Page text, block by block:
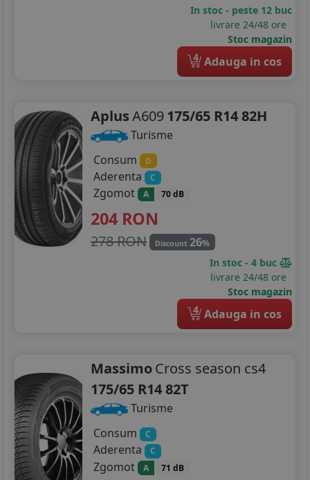
225/70R15
255/75R15
185/75R16
195/45R16
195/50R16
205/50R16
205/55R16
205/60R16
205/75R16
In stoc - peste 12 buc
livrare 24/48 ore
Stoc magazin
4 Adauga in cos
AplusA609175/65 R14 82H
Turisme
Consum
D
Aderenta C
Zgomot A 70 dB
204 RON
278 RON Discount 26%
In stoc - 4 buc
livrare 24/48 ore
Stoc magazin
4 Adauga in cos
MassimoCross season cs4
175/65 R14 82T
Turisme
Consum
C
Aderenta C
Zgomot A 71 dB